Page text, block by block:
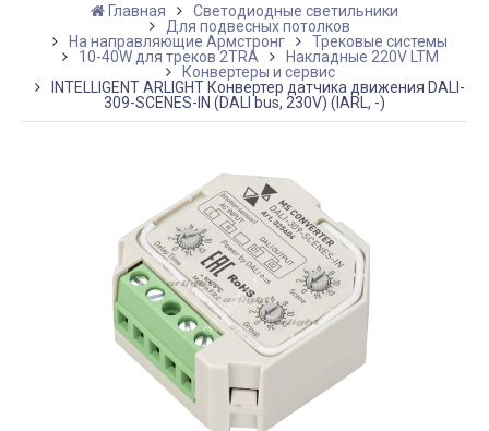
Главная
Светодиодные светильники
Для подвесных потолков
На направляющие Армстронг
Трековые системы
10-40W для треков 2TRA
Накладные 220V LTM
Конвертеры и сервис
INTELLIGENT ARLIGHT Конвертер датчика движения DALI-
309-SCENES-IN (DALI bus, 230V) (IARL, -)